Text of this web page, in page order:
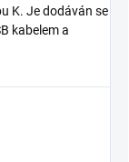
K. Je dodáván se
kabelem a